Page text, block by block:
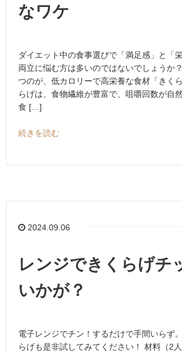
なワケ
ダイエット中の食事選びで「満足感」と「
両立に悩む方は多いのではないでしょうか
つのが、低カロリーで高栄養な食材「きく
らげは、食物繊維が豊富で、咀嚼回数が自
食 […]
続きを読む
2024.09.06
レンジできくらげチ
いかが？
電子レンジでチン！するだけで手間いらず
らげも是非試してみてください！ 材料（2